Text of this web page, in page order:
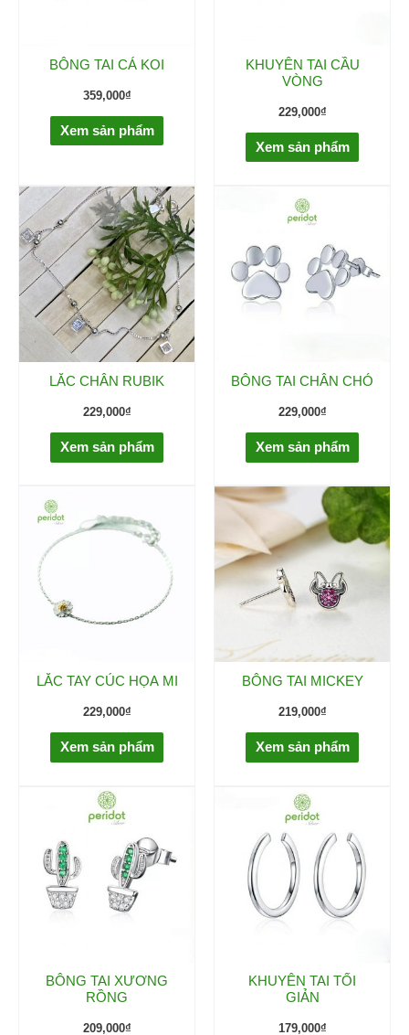
BÔNG TAI CÁ KOI
359,000₫
Xem sản phẩm
KHUYÊN TAI CẦU
VÒNG
229,000₫
Xem sản phẩm
LẮC CHÂN RUBIK
229,000₫
Xem sản phẩm
BÔNG TAI CHÂN CHÓ
229,000₫
Xem sản phẩm
LẮC TAY CÚC HỌA MI
229,000₫
Xem sản phẩm
BÔNG TAI MICKEY
219,000₫
Xem sản phẩm
BÔNG TAI XƯƠNG
RỒNG
209,000₫
KHUYÊN TAI TỐI
GIẢN
179,000₫